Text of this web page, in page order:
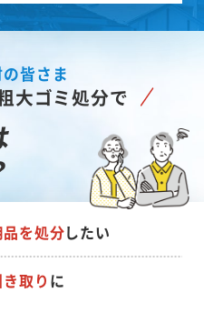
皆さま
大ゴミ処分で
を処分したい
取り に